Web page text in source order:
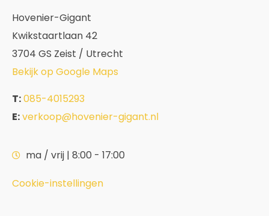
Hovenier-Gigant
Kwikstaartlaan 42
3704 GS Zeist / Utrecht
Bekijk op Google Maps
T:085-4015293
E:verkoop@hovenier-gigant.nl
ma / vrij | 8:00 - 17:00
Cookie-instellingen